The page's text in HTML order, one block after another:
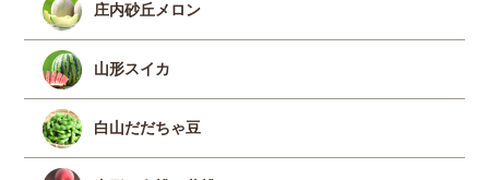
庄内砂丘メロン
山形スイカ
白山だだちゃ豆